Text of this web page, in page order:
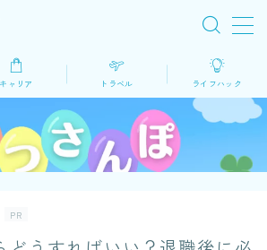
キャリア トラベル ライフハック
PR